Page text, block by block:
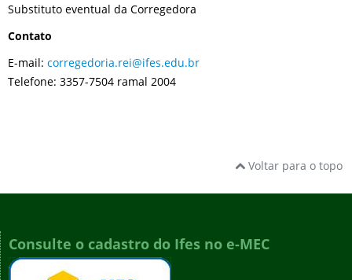
Substituto eventual da Corregedora
Contato
E-mail: corregedoria.rei@ifes.edu.br
Telefone: 3357-7504 ramal 2004
Voltar para o topo
Consulte o cadastro do Ifes no e-MEC